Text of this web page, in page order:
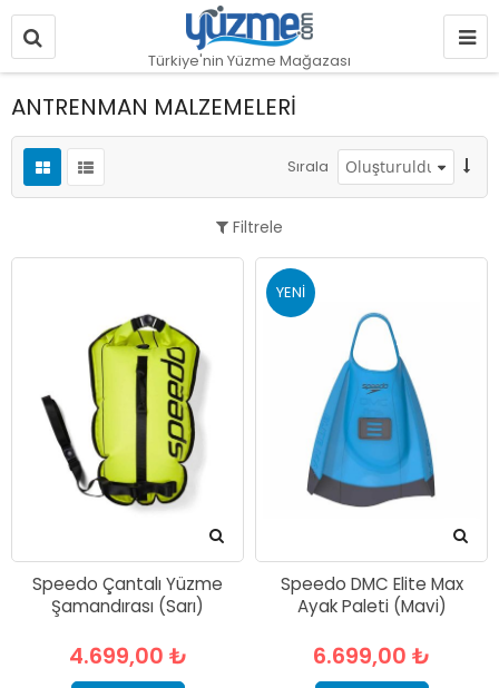
Türkiye'nin Yüzme Mağazası
ANTRENMAN MALZEMELERİ
Sırala
Filtrele
Speedo Çantalı Yüzme
Şamandırası (Sarı)
4.699,00 ₺
YENI
Speedo DMC Elite Max
Ayak Paleti (Mavi)
6.699,00 ₺